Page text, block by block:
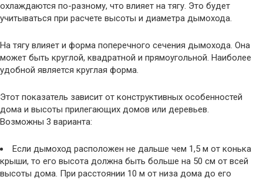
охлаждаются по-разному, что влияет на тягу. Это будет
учитываться при расчете высоты и диаметра дымохода.
На тягу влияет и форма поперечного сечения дымохода. Она
может быть круглой, квадратной и прямоугольной. Наиболее
удобной является круглая форма.
Этот показатель зависит от конструктивных особенностей
дома и высоты прилегающих домов или деревьев.
Возможны 3 варианта:
Если дымоход расположен не дальше чем 1,5 м от конька
крыши, то его высота должна быть больше на 50 см от всей
высоты дома. При расстоянии 10 м от низа дома до его